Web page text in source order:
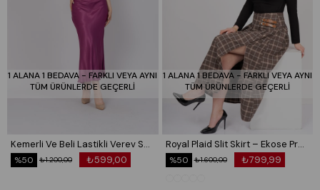
1 ALANA 1 BEDAVA - FARKLI VEYA AYNI
TÜM ÜRÜNLERDE GEÇERLİ
Kemerli Ve Beli Lastikli Verev Saten Etek 6791
₺599,00
₺1.200,00
%50
1 ALANA 1 BEDAVA - FARKLI VEYA AYNI
TÜM ÜRÜNLERDE GEÇERLİ
Royal Plaid Slit Skirt – Ekose Premium Maxi Etek 6831
₺799,99
₺1.600,00
%50